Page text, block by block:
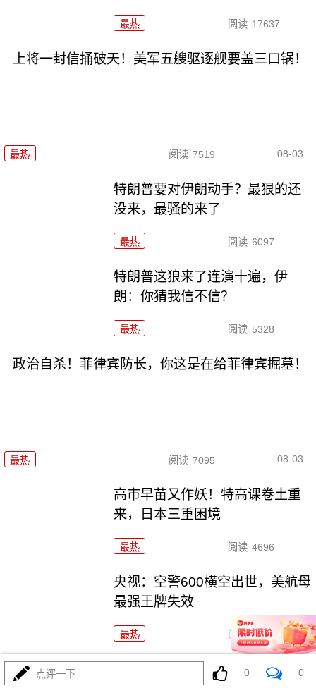
最热 阅读 17637
上将一封信捅破天！美军五艘驱逐舰要盖三口锅！
最热 阅读 7519 08-03
特朗普要对伊朗动手？最狠的还
没来，最骚的来了
最热 阅读 6097
特朗普这狼来了连演十遍，伊
朗：你猜我信不信？
最热 阅读 5328
政治自杀！菲律宾防长，你这是在给菲律宾掘墓！
最热 阅读 7095 08-03
高市早苗又作妖！特高课卷土重
来，日本三重困境
最热 阅读 4696
央视：空警600横空出世，美航母
最强王牌失效
最热 阅读 23849
东瀛彻底撕掉和平面具，公然发
射进攻性武器！
点评一下 0 0